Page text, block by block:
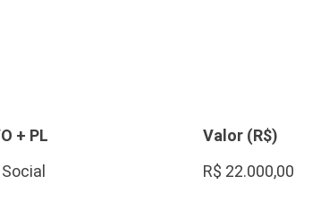
+ PL
Valor (R$)
R$ 22.000,00